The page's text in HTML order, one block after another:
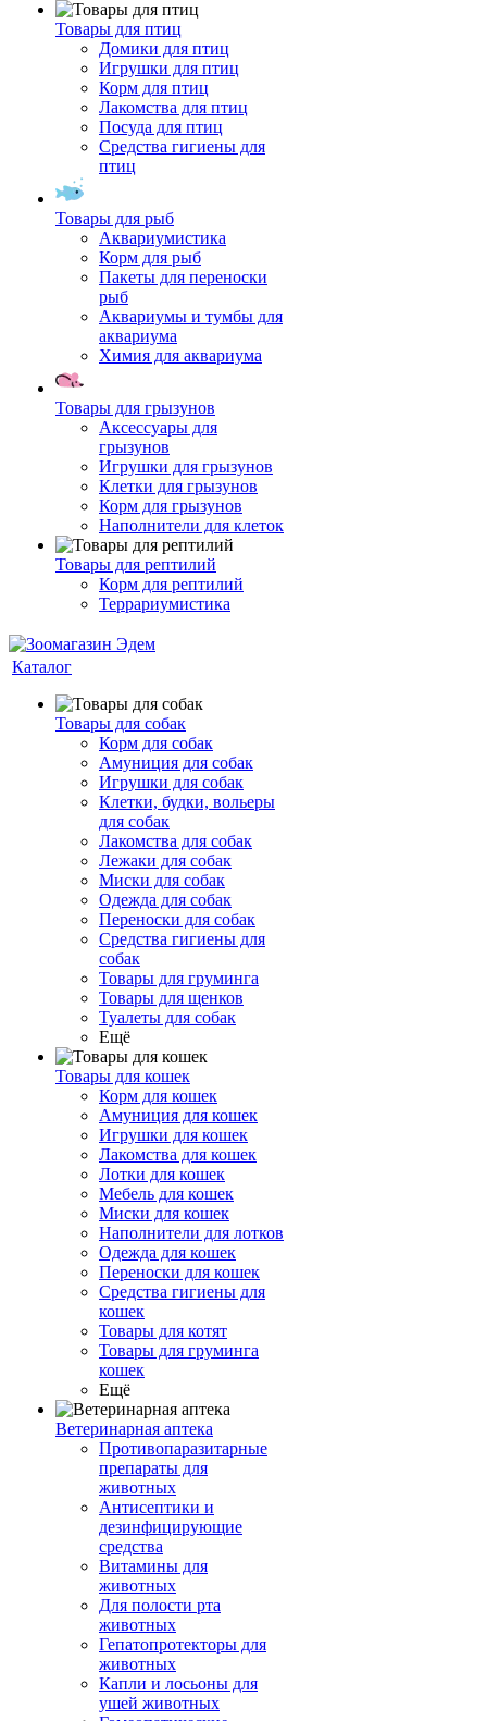
Товары для птиц
Домики для птиц
Игрушки для птиц
Корм для птиц
Лакомства для птиц
Посуда для птиц
Средства гигиены для
птиц
Товары для рыб
Аквариумистика
Корм для рыб
Пакеты для переноски
рыб
Аквариумы и тумбы для
аквариума
Химия для аквариума
Товары для грызунов
Аксессуары для
грызунов
Игрушки для грызунов
Клетки для грызунов
Корм для грызунов
Наполнители для клеток
Товары для рептилий
Корм для рептилий
Террариумистика
Каталог
Товары для собак
Корм для собак
Амуниция для собак
Игрушки для собак
Клетки, будки, вольеры
для собак
Лакомства для собак
Лежаки для собак
Миски для собак
Одежда для собак
Переноски для собак
Средства гигиены для
собак
Товары для груминга
Товары для щенков
Туалеты для собак
Ещё
Товары для кошек
Корм для кошек
Амуниция для кошек
Игрушки для кошек
Лакомства для кошек
Лотки для кошек
Мебель для кошек
Миски для кошек
Наполнители для лотков
Одежда для кошек
Переноски для кошек
Средства гигиены для
кошек
Товары для котят
Товары для груминга
кошек
Ещё
Ветеринарная аптека
Противопаразитарные
препараты для
животных
Антисептики и
дезинфицирующие
средства
Витамины для
животных
Для полости рта
животных
Гепатопротекторы для
животных
Капли и лосьоны для
ушей животных